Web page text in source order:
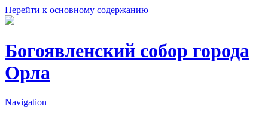
Перейти к основному содержанию
Богоявленский собор города
Орла
Navigation